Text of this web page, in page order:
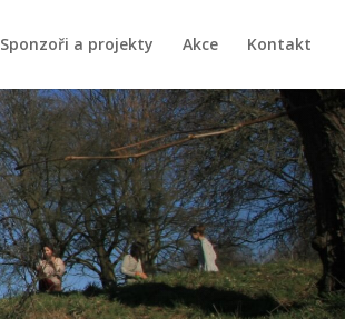
Sponzoři a projekty Akce Kontakt